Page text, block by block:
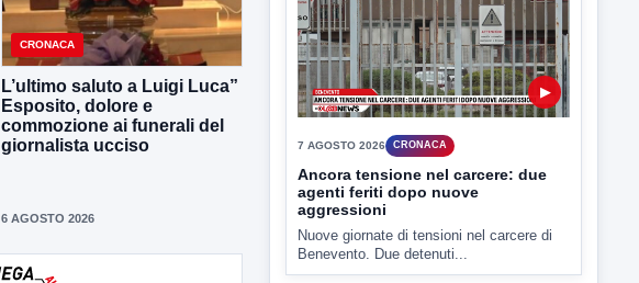
CRONACA
L’ultimo saluto a Luigi Luca”
Esposito, dolore e
commozione ai funerali del
giornalista ucciso
6 AGOSTO 2026
Ancora tensione nel carcere: due
agenti feriti dopo nuove
aggressioni
Nuove giornate di tensioni nel carcere di
Benevento. Due detenuti...